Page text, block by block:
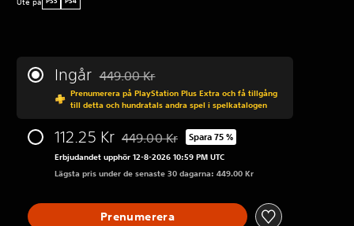
Ingår Nedsatt från ursprungspriset på 449.00 Kr
449.00 Kr
Prenumerera på PlayStation Plus Extra och få tillgång
till detta och hundratals andra spel i spelkatalogen
112.25 Kr Nedsatt från ursprungspriset på 449.00 Kr
449.00 Kr Spara 75 %
Erbjudandet upphör 12-8-2026 10:59 PM UTC
Lägsta pris under de senaste 30 dagarna: 449.00 Kr
Prenumerera